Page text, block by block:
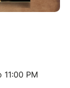
PM